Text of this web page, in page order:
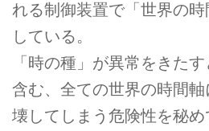
れる制御装置で「世界の
している。
「時の種」が異常をきた
含む、全ての世界の時間
壊してしまう危険性を秘め